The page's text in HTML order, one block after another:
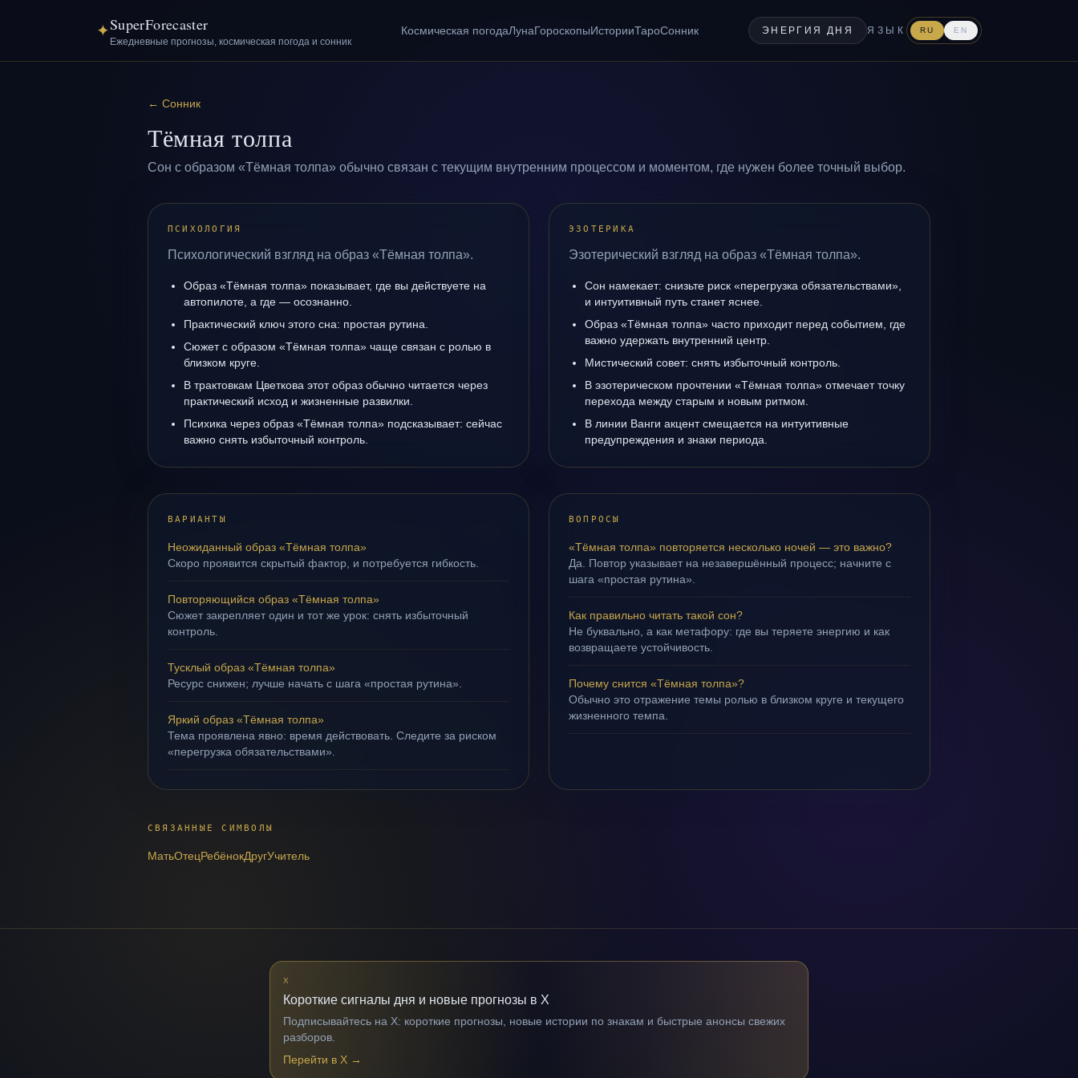
✦SuperForecaster
Ежедневные прогнозы, космическая погода и сонник
Космическая погодаЛунаГороскопыИсторииТароСонник ЭНЕРГИЯ ДНЯ ЯЗЫК RU EN
← Сонник
Тёмная толпа
Сон с образом «Тёмная толпа» обычно связан с текущим внутренним процессом и моментом, где нужен более точный выбор.
ПСИХОЛОГИЯ
Психологический взгляд на образ «Тёмная толпа».
Образ «Тёмная толпа» показывает, где вы действуете на
автопилоте, а где — осознанно.
Практический ключ этого сна: простая рутина.
Сюжет с образом «Тёмная толпа» чаще связан с ролью в
близком круге.
В трактовкам Цветкова этот образ обычно читается через
практический исход и жизненные развилки.
Психика через образ «Тёмная толпа» подсказывает: сейчас
важно снять избыточный контроль.
ЭЗОТЕРИКА
Эзотерический взгляд на образ «Тёмная толпа».
Сон намекает: снизьте риск «перегрузка обязательствами»,
и интуитивный путь станет яснее.
Образ «Тёмная толпа» часто приходит перед событием, где
важно удержать внутренний центр.
Мистический совет: снять избыточный контроль.
В эзотерическом прочтении «Тёмная толпа» отмечает точку
перехода между старым и новым ритмом.
В линии Ванги акцент смещается на интуитивные
предупреждения и знаки периода.
ВАРИАНТЫ
Неожиданный образ «Тёмная толпа»
Скоро проявится скрытый фактор, и потребуется гибкость.
Повторяющийся образ «Тёмная толпа»
Сюжет закрепляет один и тот же урок: снять избыточный
контроль.
Тусклый образ «Тёмная толпа»
Ресурс снижен; лучше начать с шага «простая рутина».
Яркий образ «Тёмная толпа»
Тема проявлена явно: время действовать. Следите за риском
«перегрузка обязательствами».
ВОПРОСЫ
«Тёмная толпа» повторяется несколько ночей — это важно?
Да. Повтор указывает на незавершённый процесс; начните с
шага «простая рутина».
Как правильно читать такой сон?
Не буквально, а как метафору: где вы теряете энергию и как
возвращаете устойчивость.
Почему снится «Тёмная толпа»?
Обычно это отражение темы ролью в близком круге и текущего
жизненного темпа.
СВЯЗАННЫЕ СИМВОЛЫ
МатьОтецРебёнокДругУчитель
X
Короткие сигналы дня и новые прогнозы в X
Подписывайтесь на X: короткие прогнозы, новые истории по знакам и быстрые анонсы свежих
разборов.
Перейти в X →